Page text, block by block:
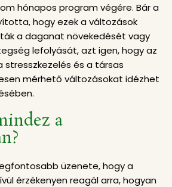
hónapos program végére. Bár a
hogy ezek a változások
a daganat növekedését vagy
lefolyását, azt igen, hogy az
stresszkezelés és a társas
mérhető változásokat idézhet
a
üzenete, hogy a
érzékenyen reagál arra, hogyan